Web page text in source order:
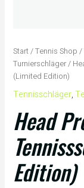
Start/Tennis Shop /
Turnierschläger/
(Limited Edition)
Tennisschläger,
Head
Edition)